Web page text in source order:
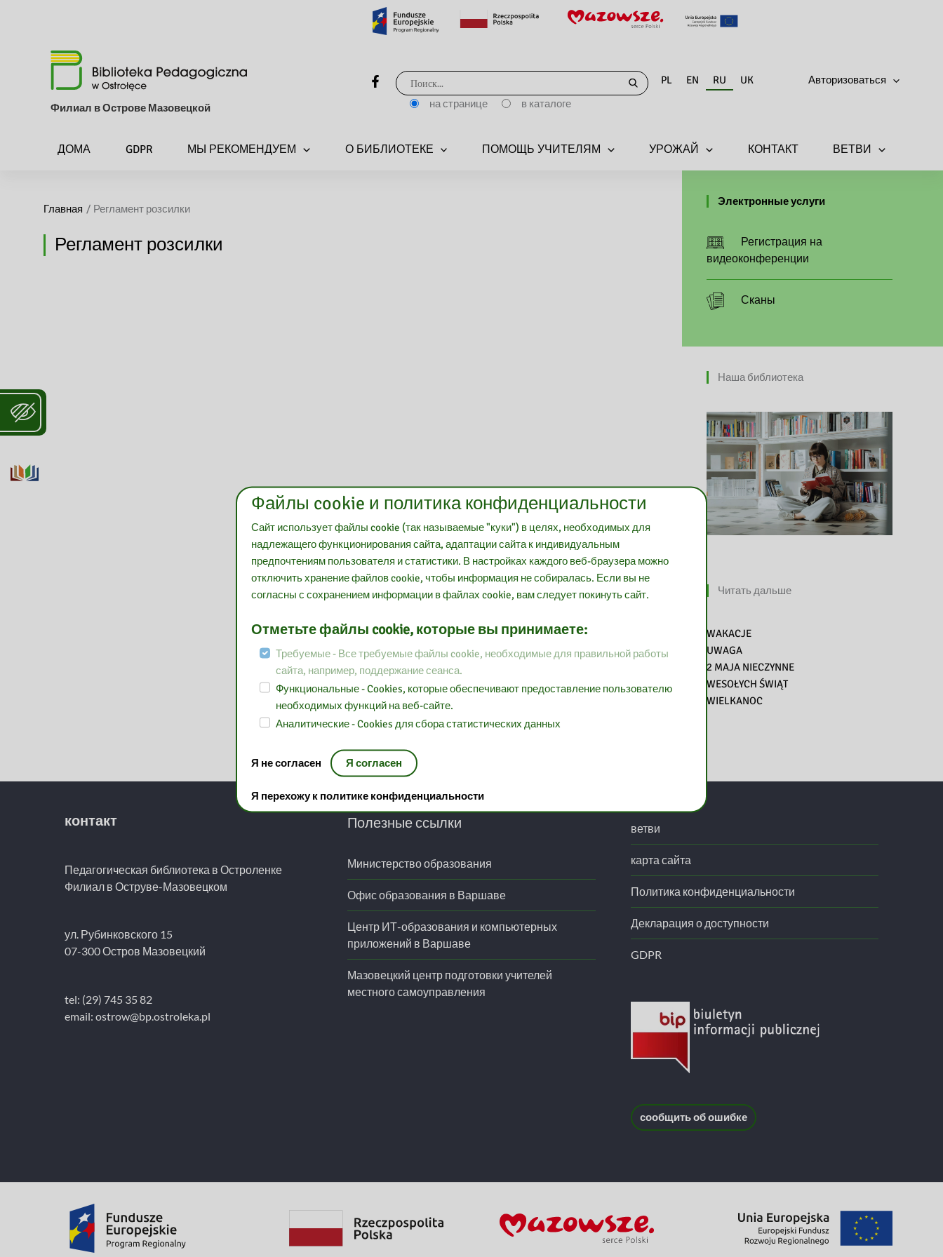
Филиал в Острове Мазовецкой
Поиск:
на странице
в каталоге
PL EN RU UK Авторизоваться
ДОМА GDPR МЫ РЕКОМЕНДУЕМ О БИБЛИОТЕКЕ ПОМОЩЬ УЧИТЕЛЯМ УРОЖАЙ КОНТАКТ ВЕТВИ
Главная Регламент розсилки
Регламент розсилки
Электронные услуги
Регистрация на
видеоконференции
Сканы
Наша библиотека
Читать дальше
WAKACJE
UWAGA
2 MAJA NIECZYNNE
WESOŁYCH ŚWIĄT
WIELKANOC
контакт
Педагогическая библиотека в Остроленке
Филиал в Оструве-Мазовецком
ул. Рубинковского 15
07-300 Остров Мазовецкий
tel: (29) 745 35 82
email: ostrow@bp.ostroleka.pl
Полезные ссылки
Министерство образования
Офис образования в Варшаве
Центр ИТ-образования и компьютерных
приложений в Варшаве
Мазовецкий центр подготовки учителей
местного самоуправления
ветви
карта сайта
Политика конфиденциальности
Декларация о доступности
GDPR
сообщить об ошибке
Файлы cookie и политика конфиденциальности
Сайт использует файлы cookie (так называемые "куки") в целях, необходимых для
надлежащего функционирования сайта, адаптации сайта к индивидуальным
предпочтениям пользователя и статистики. В настройках каждого веб-браузера можно
отключить хранение файлов cookie, чтобы информация не собиралась. Если вы не
согласны с сохранением информации в файлах cookie, вам следует покинуть сайт.
Отметьте файлы cookie, которые вы принимаете:
Требуемые - Все требуемые файлы cookie, необходимые для правильной работы
сайта, например, поддержание сеанса.
Функциональные - Cookies, которые обеспечивают предоставление пользователю
необходимых функций на веб-сайте.
Аналитические - Cookies для сбора статистических данных
Я не согласен Я согласен
Я перехожу к политике конфиденциальности